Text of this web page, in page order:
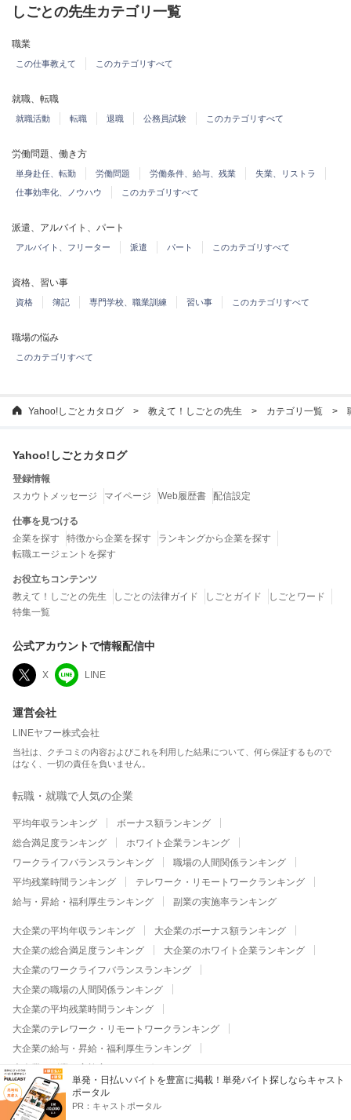
しごとの先生カテゴリ一覧
職業
この仕事教えて このカテゴリすべて
就職、転職
就職活動 転職 退職 公務員試験 このカテゴリすべて
労働問題、働き方
単身赴任、転勤 労働問題 労働条件、給与、残業
失業、リストラ
仕事効率化、ノウハウ
このカテゴリすべて
派遣、アルバイト、パート
アルバイト、フリーター 派遣 パート このカテゴリすべて
資格、習い事
資格 簿記 専門学校、職業訓練 習い事 このカテゴリすべて
職場の悩み
このカテゴリすべて
Yahoo!しごとカタログ 教えて！しごとの先生 カテゴリ一覧
単発・日払いバイトを豊富に掲載！単発バイト探しならキャスト
ポータル
PR： キャストポータル
Yahoo!しごとカタログ
登録情報
スカウトメッセージ
マイページ Web履歴書 配信設定
仕事を見つける
企業を探す
特徴から企業を探す
ランキングから企業を探す
転職エージェントを探す
お役立ちコンテンツ
教えて！しごとの先生
しごとの法律ガイド しごとガイド
しごとワード
特集一覧
公式アカウントで情報配信中
X LINE
運営会社
LINEヤフー株式会社
当社は、クチコミの内容およびこれを利用した結果について、何ら保証するもので
はなく、一切の責任を負いません。
転職・就職で人気の企業
平均年収ランキング
ボーナス額ランキング
総合満足度ランキング
ホワイト企業ランキング
ワークライフバランスランキング
職場の人間関係ランキング
平均残業時間ランキング
テレワーク・リモートワークランキング
給与・昇給・福利厚生ランキング
副業の実施率ランキング
大企業の平均年収ランキング
大企業のボーナス額ランキング
大企業の総合満足度ランキング
大企業のホワイト企業ランキング
大企業のワークライフバランスランキング
大企業の職場の人間関係ランキング
大企業の平均残業時間ランキング
大企業のテレワーク・リモートワークランキング
大企業の給与・昇給・福利厚生ランキング
大企業の副業の実施率ランキング
業界一覧